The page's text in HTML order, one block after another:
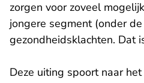
zorgen voor zoveel
jongere segment (onder
gezondheidsklachten. Dat
Deze uiting spoort naar